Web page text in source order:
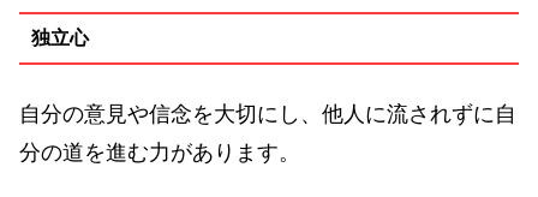
独立心
自分の意見や信念を大切にし、他人に流されずに自
分の道を進む力があります。